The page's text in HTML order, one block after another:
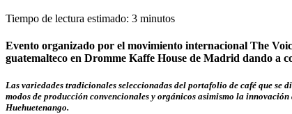
Tiempo de lectura estimado: 3 minutos
Evento organizado por el movimiento internacional The
guatemalteco en Dromme Kaffe House de Madrid dando a
Las variedades tradicionales seleccionadas del portafolio de café que
modos de producción convencionales y orgánicos asimismo la
Huehuetenango.